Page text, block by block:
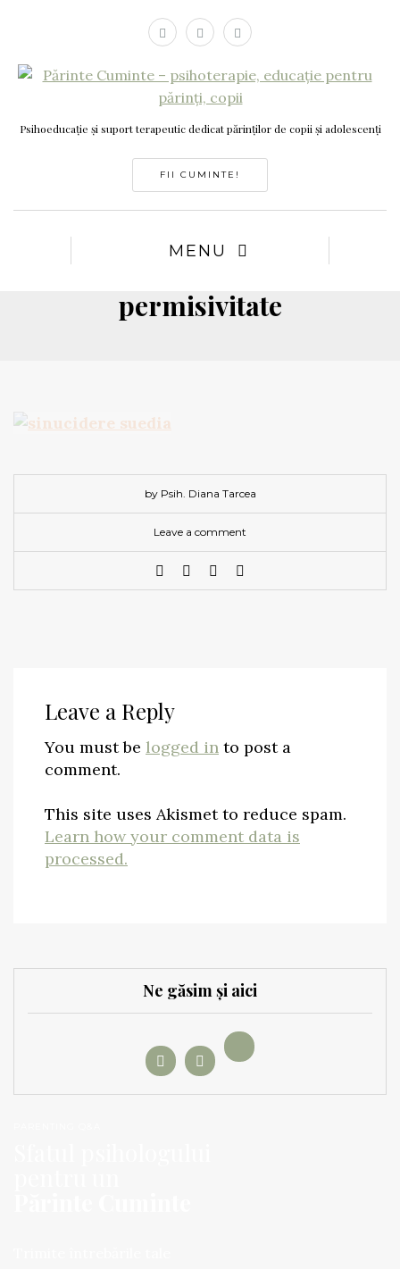
Psihoeducație și suport terapeutic dedicat părinților de copii și adolescenți
FII CUMINTE!
MENU
permisivitate
by Psih. Diana Tarcea
Leave a comment
Leave a Reply
You must be logged in to post a
comment.
This site uses Akismet to reduce spam.
Learn how your comment data is
processed.
Ne găsim și aici